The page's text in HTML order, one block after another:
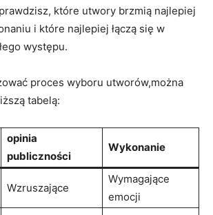
które utwory brzmią najlepiej
i które najlepiej łączą się w
występu.
proces wyboru utworów,można
tabelą:
opinia
publiczności
Wykonanie
Wzruszające
Wymagające
emocji